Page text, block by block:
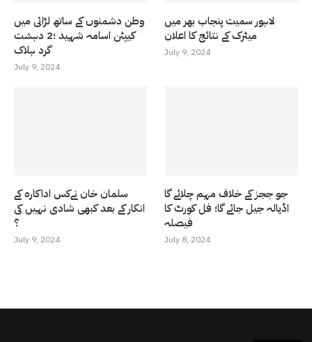
وطن دشمنوں کے ساتھ لڑائی میں
کیپٹن اسامہ شہید ؛2 دہشت
گرد ہلاک
July 9, 2024
لاہور سمیت پنجاب بھر میں
میٹرک کے نتائج کا اعلان
July 9, 2024
سلمان خان نےکس اداکارہ کے
انکار کے بعد کبھی شادی نہیں کی
؟
July 9, 2024
جو ججز کے خلاف مہم چلائے گا
اڈیالہ جیل جائے گا؛ فل کورٹ کا
فیصلہ
July 8, 2024